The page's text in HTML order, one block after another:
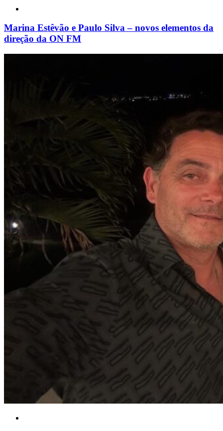
Marina Estêvão e Paulo Silva – novos elementos da
direção da ON FM